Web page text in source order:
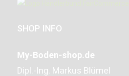
SHOP INFO
My-Boden-shop.de
Dipl.-Ing. Markus Blümel